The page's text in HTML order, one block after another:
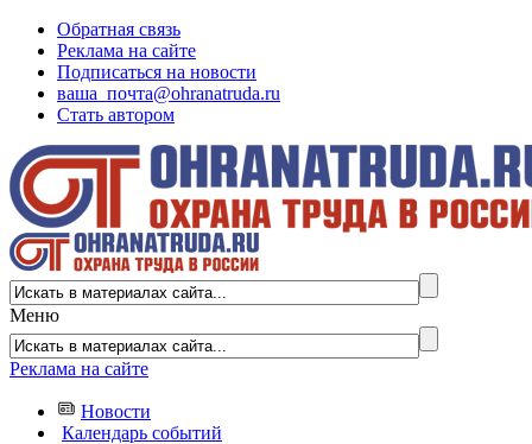
Обратная связь
Реклама на сайте
Подписаться на новости
ваша_почта@ohranatruda.ru
Стать автором
Меню
Реклама на сайте
Новости
Календарь событий